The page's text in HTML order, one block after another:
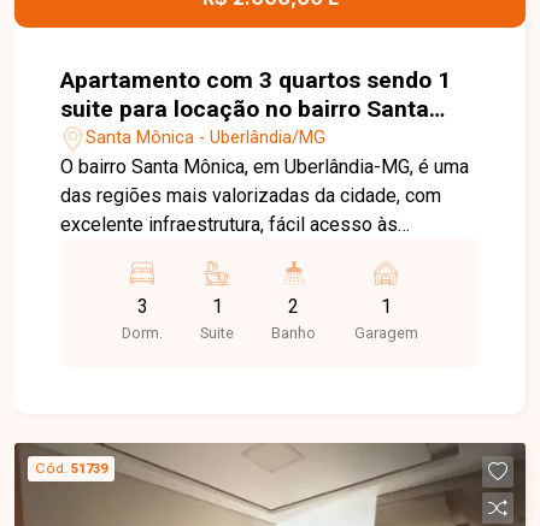
Apartamento com 3 quartos sendo 1
suite para locação no bairro Santa
Mônica em Uberlândia-MG
Santa Mônica - Uberlândia/MG
O bairro Santa Mônica, em Uberlândia-MG, é uma
das regiões mais valorizadas da cidade, com
excelente infraestrutura, fácil acesso às
serviços e universidades, ideal para quem busca
praticidade e qualidade de vida. Apartamento
composto por sala ampla em 2 ambientes com
imóvel conta ainda com 1 vaga de garagem,
sendo uma excelente oportunidade para quem
busca conforto e ótima localização. Entre em
3
Dorm.
1
Suite
2
Banho
1
Garagem
Cód. 51739